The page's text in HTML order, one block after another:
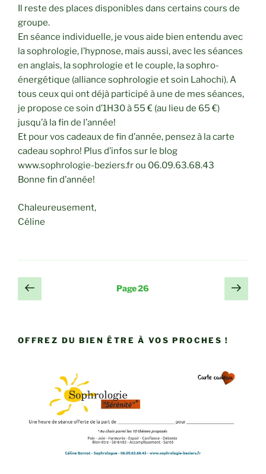
Il reste des places disponibles dans certains cours de
groupe.
En séance individuelle, je vous aide bien entendu avec
la sophrologie, l’hypnose, mais aussi, avec les séances
en anglais, la sophrologie et le couple, la sophro-
énergétique (alliance sophrologie et soin Lahochi). A
tous ceux qui ont déjà participé à une de mes séances,
je propose ce soin d’1H30 à 55 € (au lieu de 65 €)
jusqu’à la fin de l’année!
Et pour vos cadeaux de fin d’année, pensez à la carte
cadeau sophro! Plus d’infos sur le blog
www.sophrologie-beziers.fr ou 06.09.63.68.43
Bonne fin d’année!
Chaleureusement,
Céline
Pagination
des
Page
précédente
Page26
Page
OFFREZ DU BIEN ÊTRE À VOS PROCHES !